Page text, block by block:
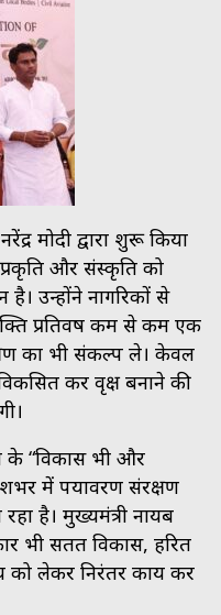
मोदी द्वारा शुरू किया
और संस्कृति को
है। उन्होंने नागरिकों से
प्रतिवर्ष कम से कम एक
का भी संकल्प ले। केवल
कर वृक्ष बनाने की
के “विकास भी और
में पर्यावरण संरक्षण
है। मुख्यमंत्री नायब
भी सतत विकास, हरित
को लेकर निरंतर कार्य कर